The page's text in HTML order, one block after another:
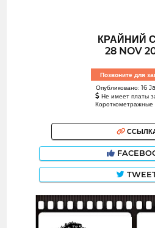
КРАЙНИЙ
28 NOV
Позвоните для
Опубликовано: 16
Не имеет платы